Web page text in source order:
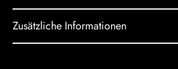
Zusätzliche Informationen